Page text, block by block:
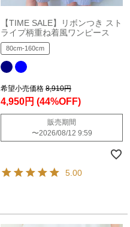
【TIME SALE】リボンつき スト
ライプ柄重ね着風ワンピース
80cm-160cm
希望小売価格 8,910円
4,950円 (44%OFF)
販売期間
〜2026/08/12 9:59
5.00